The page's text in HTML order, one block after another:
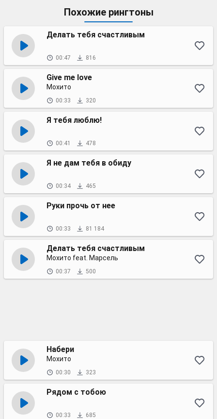
Похожие рингтоны
Делать тебя счастливым
00:47 816
Give me love
Мохито
00:33 320
Я тебя люблю!
00:41 478
Я не дам тебя в обиду
00:34 465
Руки прочь от нее
00:33 81 184
Делать тебя счастливым
Мохито feat. Марсель
00:37 500
Набери
Мохито
00:30 323
Рядом с тобою
00:33 685